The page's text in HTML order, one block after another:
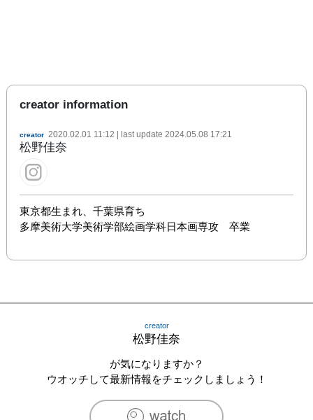
creator information
creator 2020.02.01 11:12 | last update 2024.05.08 17:21
松野佳奈
東京都生まれ、千葉県育ち
多摩美術大学美術学部絵画学科日本画専攻　卒業
creator
松野佳奈
が気になりますか？
ウオッチして最新情報をチェックしましょう！